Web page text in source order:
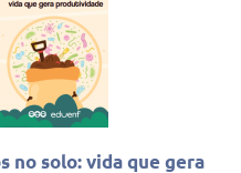
no solo: vida que gera